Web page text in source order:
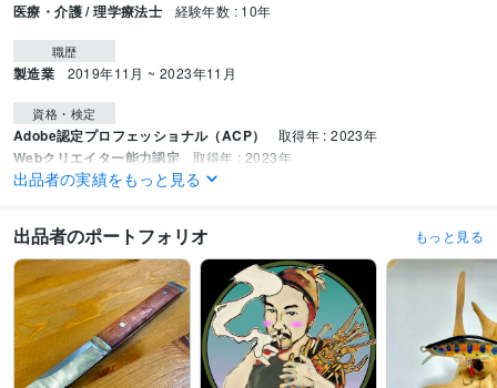
医療・介護 / 理学療法士 経験年数 : 10年
職歴
製造業 2019年11月 ~ 2023年11月
資格・検定
Adobe認定プロフェッショナル（ACP） 取得年 : 2023年
Webクリエイター能力認定 取得年 : 2023年
作業療法士 取得年 : 2009年
ケアマネジャー（介護支援専門員）
Photoshopクリエイター能力認定試験エキスパート 取得年 : 2023年
Illustratorクリエイター能力認定試験エキスパート 取得年 : 2023年
ビジネス・クリエイティブツール
WordPress:2年Adobe Photoshop:10年GIMP:15年
Adobe Premiere Pro:10年AviUtl:2年 Adobe Illustrator:10年
Blender:5年
AutoCAD:2年
出品者の実績をもっと見る
出品者のポートフォリオ もっと見る